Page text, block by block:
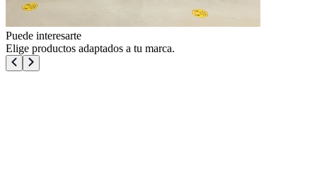
Puede interesarte
Elige productos adaptados a tu marca.